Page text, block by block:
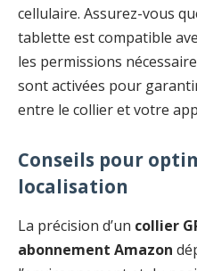
cellulaire. Assurez-vous
tablette est compatible
les permissions
sont activées pour
entre le collier et votre
Conseils pour
localisation
La précision d’un collier
abonnement Amazon